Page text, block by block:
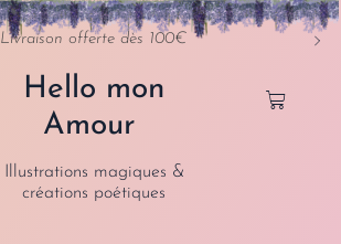
Livraison offerte dès 100€
Hello mon
Amour
Illustrations magiques &
créations poétiques